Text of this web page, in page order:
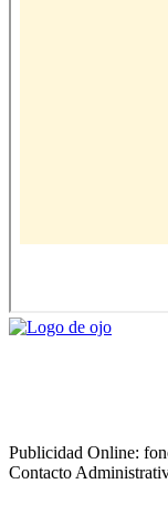
Publicidad Online:
Contacto